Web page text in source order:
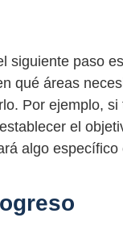
siguiente paso
qué áreas
Por ejemplo, si
el
algo